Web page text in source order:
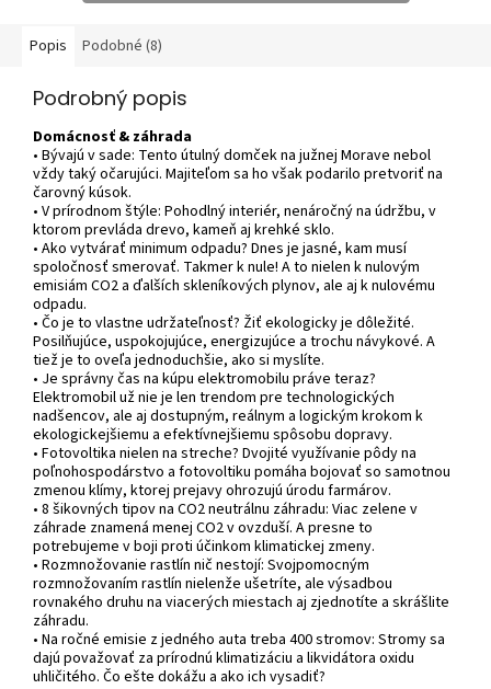
Popis Podobné (8)
Podrobný popis
Domácnosť & záhrada
• Bývajú v sade: Tento útulný domček na južnej Morave nebol
vždy taký očarujúci. Majiteľom sa ho však podarilo pretvoriť na
čarovný kúsok.
• V prírodnom štýle: Pohodlný interiér, nenáročný na údržbu, v
ktorom prevláda drevo, kameň aj krehké sklo.
• Ako vytvárať minimum odpadu? Dnes je jasné, kam musí
spoločnosť smerovať. Takmer k nule! A to nielen k nulovým
emisiám CO2 a ďalších skleníkových plynov, ale aj k nulovému
odpadu.
• Čo je to vlastne udržateľnosť? Žiť ekologicky je dôležité.
Posilňujúce, uspokojujúce, energizujúce a trochu návykové. A
tiež je to oveľa jednoduchšie, ako si myslíte.
• Je správny čas na kúpu elektromobilu práve teraz?
Elektromobil už nie je len trendom pre technologických
nadšencov, ale aj dostupným, reálnym a logickým krokom k
ekologickejšiemu a efektívnejšiemu spôsobu dopravy.
• Fotovoltika nielen na streche? Dvojité využívanie pôdy na
poľnohospodárstvo a fotovoltiku pomáha bojovať so samotnou
zmenou klímy, ktorej prejavy ohrozujú úrodu farmárov.
• 8 šikovných tipov na CO2 neutrálnu záhradu: Viac zelene v
záhrade znamená menej CO2 v ovzduší. A presne to
potrebujeme v boji proti účinkom klimatickej zmeny.
• Rozmnožovanie rastlín nič nestojí: Svojpomocným
rozmnožovaním rastlín nielenže ušetríte, ale výsadbou
rovnakého druhu na viacerých miestach aj zjednotíte a skrášlite
záhradu.
• Na ročné emisie z jedného auta treba 400 stromov: Stromy sa
dajú považovať za prírodnú klimatizáciu a likvidátora oxidu
uhličitého. Čo ešte dokážu a ako ich vysadiť?